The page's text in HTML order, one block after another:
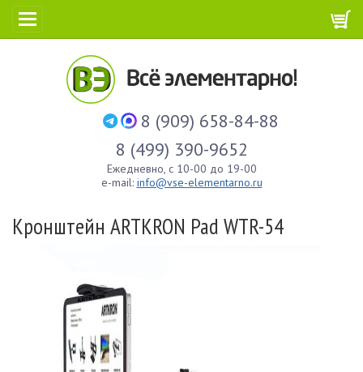
8 (909) 658-84-88
8 (499) 390-9652
Ежедневно, с 10-00 до 19-00
e-mail: info@vse-elementarno.ru
Кронштейн ARTKRON Pad WTR-54